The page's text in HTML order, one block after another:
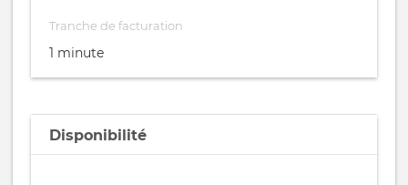
Tranche de facturation
1 minute
Disponibilité